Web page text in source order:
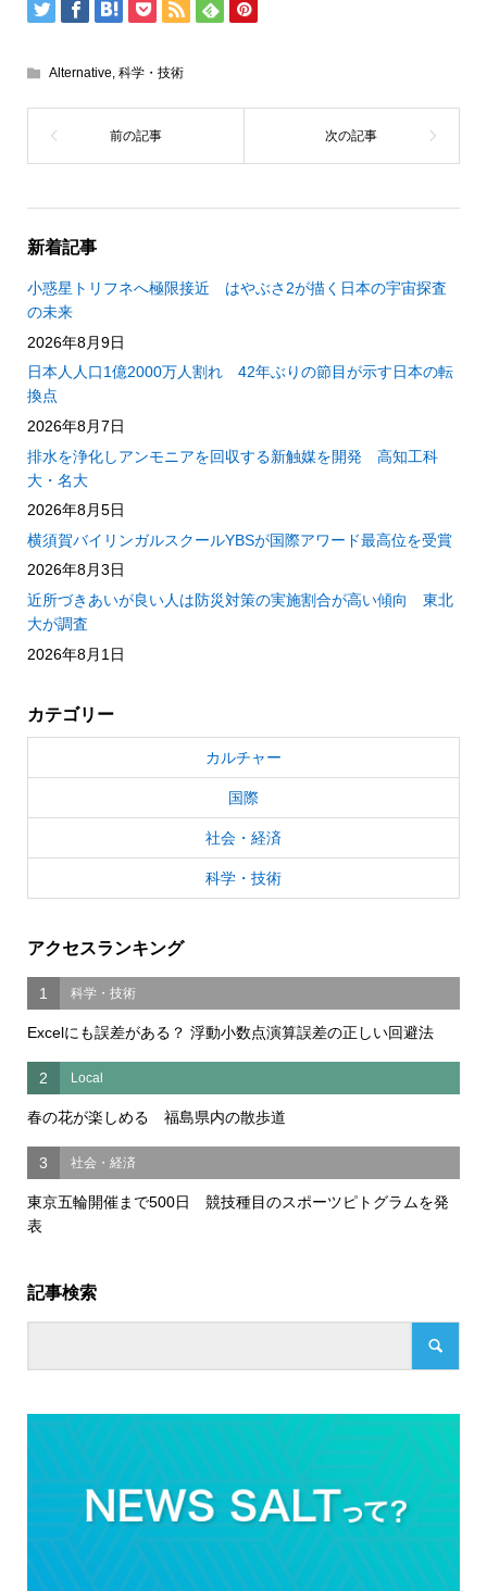
Alternative, 科学・技術
新着記事
小惑星トリフネへ極限接近 はやぶさ2が描く日本の宇宙探査
の未来
2026年8月9日
日本人人口1億2000万人割れ 42年ぶりの節目が示す日本の転
換点
2026年8月7日
排水を浄化しアンモニアを回収する新触媒を開発 高知工科
大・名大
2026年8月5日
横須賀バイリンガルスクールYBSが国際アワード最高位を受賞
2026年8月3日
近所づきあいが良い人は防災対策の実施割合が高い傾向 東北
大が調査
2026年8月1日
カテゴリー
カルチャー
国際
社会・経済
科学・技術
アクセスランキング
1 科学・技術
Excelにも誤差がある？ 浮動小数点演算誤差の正しい回避法
2 Local
春の花が楽しめる 福島県内の散歩道
3 社会・経済
東京五輪開催まで500日 競技種目のスポーツピトグラムを発
表
記事検索